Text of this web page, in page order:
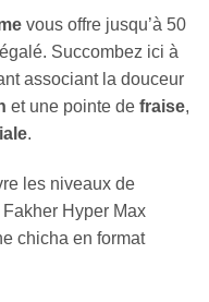
vous offre jusqu’à 50
Succombez ici à
associant la douceur
et une pointe de fraise,
.
les niveaux de
Fakher Hyper Max
chicha en format